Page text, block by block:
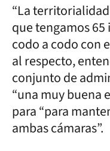
“La
que tengamos
codo a codo con
al respecto,
conjunto de
“una muy buena
para “para
ambas cámaras”.